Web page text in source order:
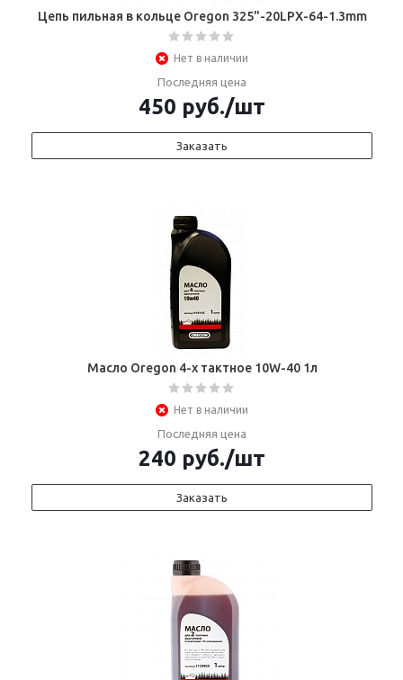
Цепь пильная в кольце Oregon 325"-20LPX-64-1.3mm
Нет в наличии
Последняя цена
450 руб./шт
Заказать
Масло Oregon 4-х тактное 10W-40 1л
Нет в наличии
Последняя цена
240 руб./шт
Заказать